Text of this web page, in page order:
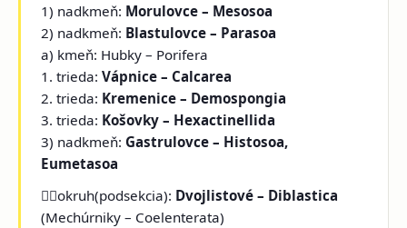
1) nadkmeň: Morulovce – Mesosoa
2) nadkmeň: Blastulovce – Parasoa
a) kmeň: Hubky – Porifera
1. trieda:Vápnice – Calcarea
2. trieda: Kremenice – Demospongia
3. trieda: Košovky – Hexactinellida
3) nadkmeň: Gastrulovce – Histosoa,
Eumetasoa
okruh(podsekcia): Dvojlistové – Diblastica
(Mechúrniky – Coelenterata)